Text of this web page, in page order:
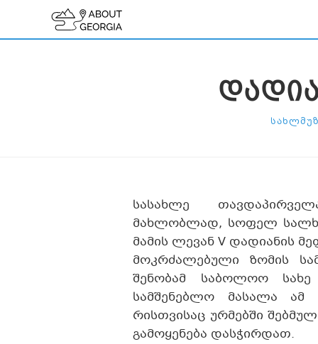
სასახლე
მახლობლად, სოფელ
მამის ლევან V დადიანის
მოკრძალებული ზომის
შენობამ საბოლოო
სამშენებლო მასალა ამ
რისთვისაც ურმებში
გამოყენება დასჭირდათ.